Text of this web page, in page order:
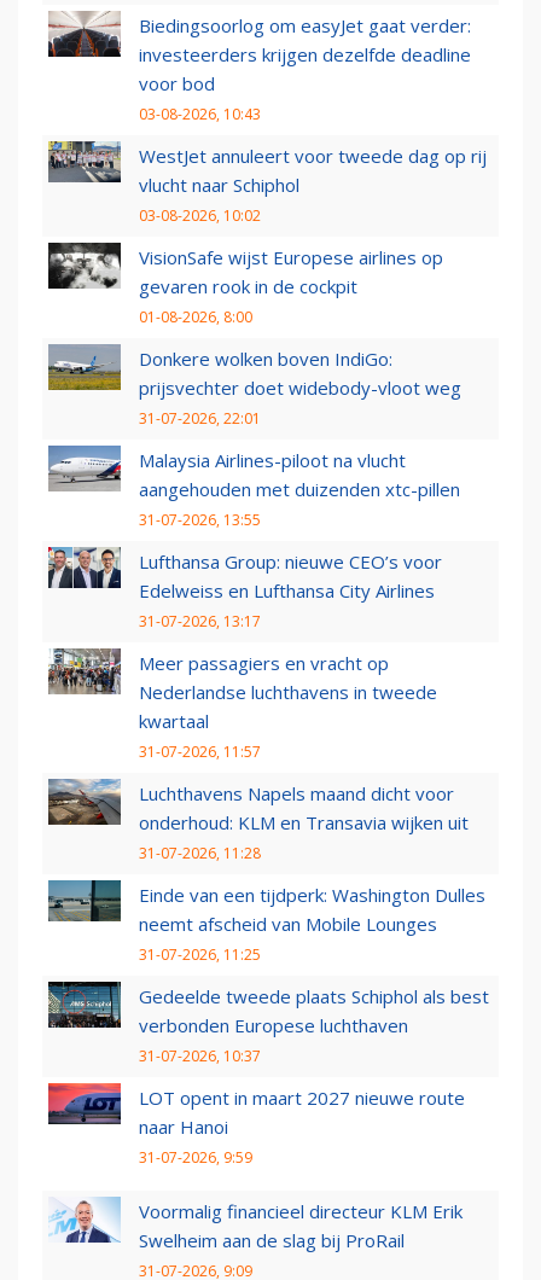
Biedingsoorlog om easyJet gaat verder:
investeerders krijgen dezelfde deadline
voor bod
03-08-2026, 10:43
WestJet annuleert voor tweede dag op rij
vlucht naar Schiphol
03-08-2026, 10:02
VisionSafe wijst Europese airlines op
gevaren rook in de cockpit
01-08-2026, 8:00
Donkere wolken boven IndiGo:
prijsvechter doet widebody-vloot weg
31-07-2026, 22:01
Malaysia Airlines-piloot na vlucht
aangehouden met duizenden xtc-pillen
31-07-2026, 13:55
Lufthansa Group: nieuwe CEO’s voor
Edelweiss en Lufthansa City Airlines
31-07-2026, 13:17
Meer passagiers en vracht op
Nederlandse luchthavens in tweede
kwartaal
31-07-2026, 11:57
Luchthavens Napels maand dicht voor
onderhoud: KLM en Transavia wijken uit
31-07-2026, 11:28
Einde van een tijdperk: Washington Dulles
neemt afscheid van Mobile Lounges
31-07-2026, 11:25
Gedeelde tweede plaats Schiphol als best
verbonden Europese luchthaven
31-07-2026, 10:37
LOT opent in maart 2027 nieuwe route
naar Hanoi
31-07-2026, 9:59
Voormalig financieel directeur KLM Erik
Swelheim aan de slag bij ProRail
31-07-2026, 9:09